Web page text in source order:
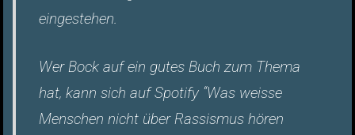
eingestehen.
Wer Bock auf ein gutes Buch zum Thema
hat, kann sich auf Spotify “Was weisse
Menschen nicht über Rassismus hören